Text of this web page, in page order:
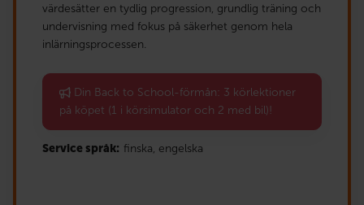
värdesätter en tydlig progression, grundlig träning och
undervisning med fokus på säkerhet genom hela
inlärningsprocessen.
Din Back to School-förmån: 3 körlektioner
på köpet (1 i körsimulator och 2 med bil)!
Service språk: finska, engelska